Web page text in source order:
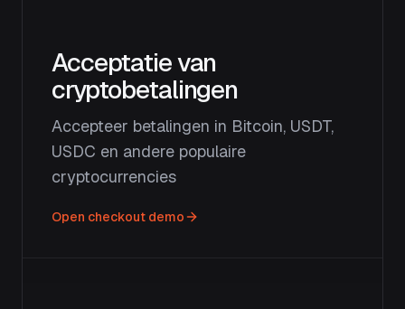
Acceptatie van
cryptobetalingen
Accepteer betalingen in Bitcoin, USDT,
USDC en andere populaire
cryptocurrencies
Open checkout demo